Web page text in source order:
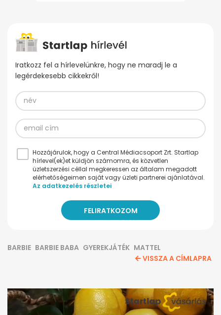
Iratkozz fel a hírlevelünkre, hogy ne maradj le a
legérdekesebb cikkekről!
Hozzájárulok, hogy a Central Médiacsoport Zrt. Startlap
hírlevel(ek)et küldjön számomra, és közvetlen
üzletszerzési céllal megkeressen az általam megadott
elérhetőségeimen saját vagy üzleti partnerei ajánlatával.
Az adatkezelés részletei
BARBIE BARBIE BABA GYEREKJÁTÉK MATTEL
VISSZA A CÍMLAPRA